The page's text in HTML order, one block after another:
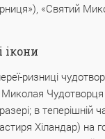
«Святий
ікони
ризниці
Миколая
в теперішній
Хіландар) на